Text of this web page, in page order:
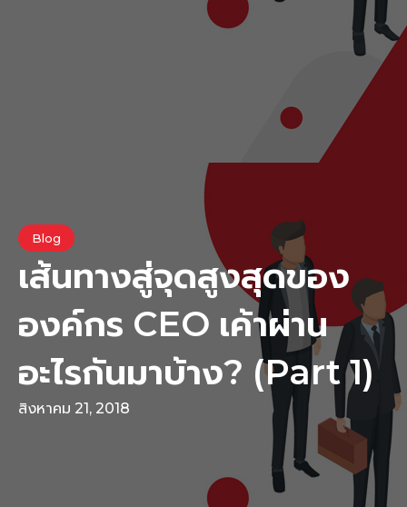
Blog
เส้นทางสู่จุดสูงสุดของ
องค์กร CEO เค้าผ่าน
อะไรกันมาบ้าง? (Part 1)
สิงหาคม 21, 2018